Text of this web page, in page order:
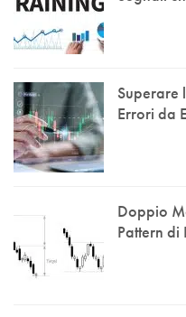
Superare
Errori da
Doppio
Pattern